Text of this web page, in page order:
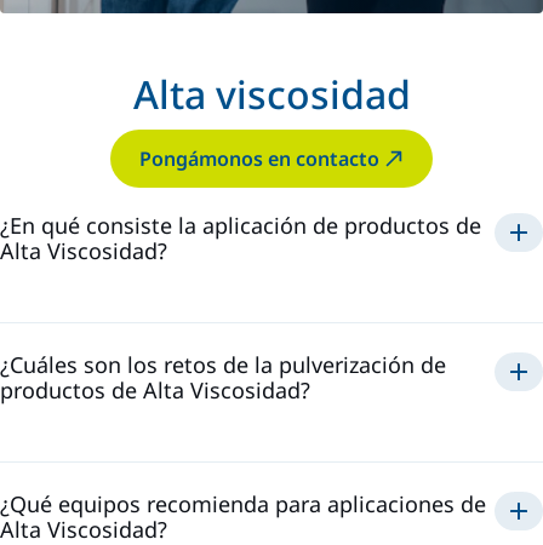
Alta viscosidad
Pongámonos en contacto
¿En qué consiste la aplicación de productos de
Alta Viscosidad?
¿Cuáles son los retos de la pulverización de
productos de Alta Viscosidad?
¿Qué equipos recomienda para aplicaciones de
Alta Viscosidad?